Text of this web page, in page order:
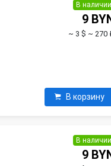
В наличии
9
~ 3 $ ~ 270
В корзину
В наличии
9